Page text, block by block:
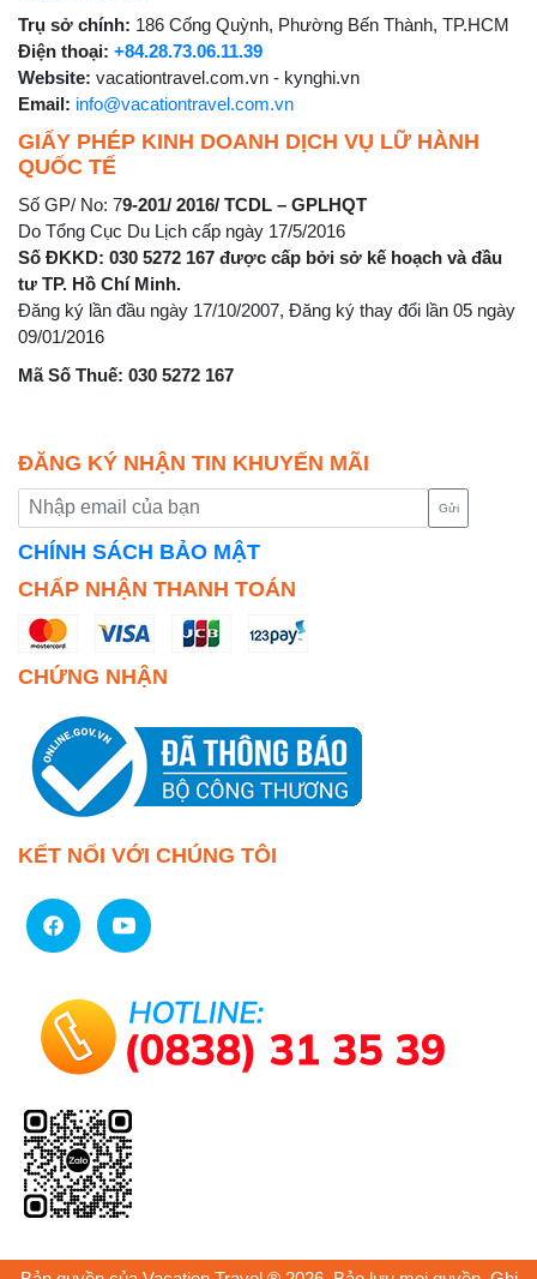
Trụ sở chính: 186 Cống Quỳnh, Phường Bến Thành, TP.HCM
Điện thoại: +84.28.73.06.11.39
Website: vacationtravel.com.vn - kynghi.vn
Email: info@vacationtravel.com.vn
GIẤY PHÉP KINH DOANH DỊCH VỤ LỮ HÀNH
QUỐC TẾ
Số GP/ No: 79-201/ 2016/ TCDL – GPLHQT
Do Tổng Cục Du Lịch cấp ngày 17/5/2016
Số ĐKKD: 030 5272 167 được cấp bởi sở kế hoạch và đầu
tư TP. Hồ Chí Minh.
Đăng ký lần đầu ngày 17/10/2007, Đăng ký thay đổi lần 05 ngày
09/01/2016
Mã Số Thuế: 030 5272 167
ĐĂNG KÝ NHẬN TIN KHUYẾN MÃI
Gửi
CHÍNH SÁCH BẢO MẬT
CHẤP NHẬN THANH TOÁN
CHỨNG NHẬN
KẾT NỐI VỚI CHÚNG TÔI